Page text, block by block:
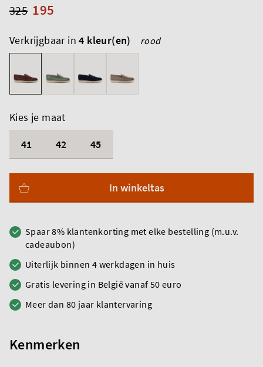
195
325
Verkrijgbaar in4 kleur(en) rood
Kies je maat
41
42 45
In winkeltas
Spaar 8% klantenkorting met elke bestelling (m.u.v.
cadeaubon)
Uiterlijk binnen 4 werkdagen in huis
Gratis levering in België vanaf 50 euro
Meer dan 80 jaar klantervaring
Kenmerken